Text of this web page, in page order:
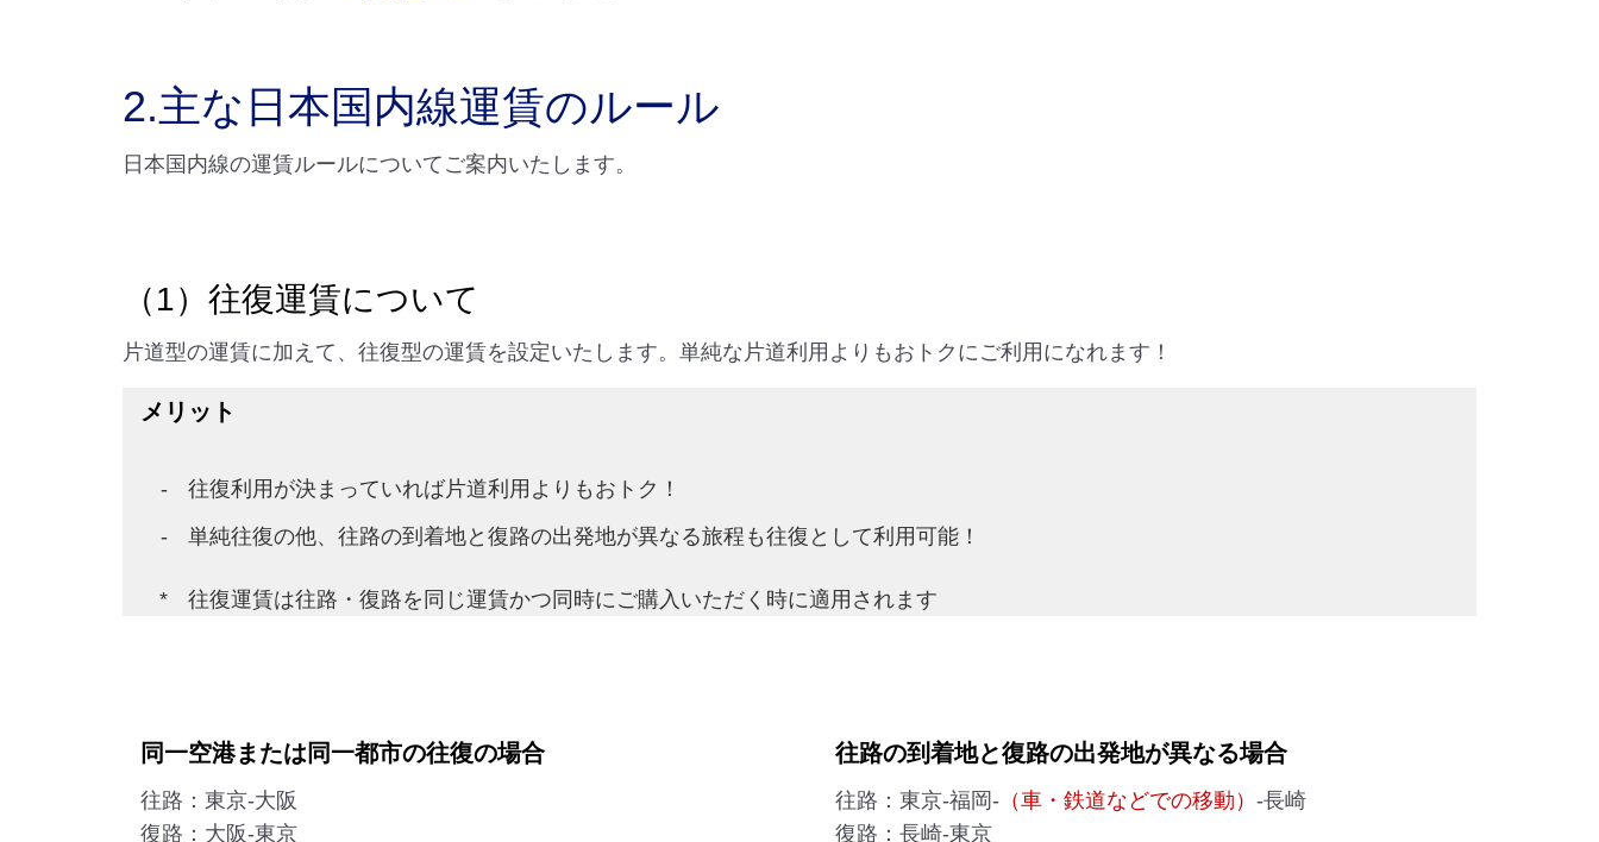
2.主な日本国内線運賃のルール
日本国内線の運賃ルールについてご案内いたします。
（1）往復運賃について
片道型の運賃に加えて、往復型の運賃を設定いたします。単純な片道利用よりもおトクにご利用になれます！
メリット
往復利用が決まっていれば片道利用よりもおトク！
単純往復の他、往路の到着地と復路の出発地が異なる旅程も往復として利用可能！
往復運賃は往路・復路を同じ運賃かつ同時にご購入いただく時に適用されます
同一空港または同一都市の往復の場合
往路：東京-大阪
復路：大阪-東京
往路の到着地と復路の出発地が異なる場合
往路：東京-福岡- （車・鉄道などでの移動） -長崎
復路：長崎-東京